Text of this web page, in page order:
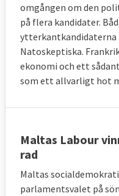
omgången om den
på flera kandidater.
ytterkantkandidaterna
Natoskeptiska.
ekonomi och ett
som ett allvarligt hot
Maltas Labour
rad
Maltas
parlamentsvalet på